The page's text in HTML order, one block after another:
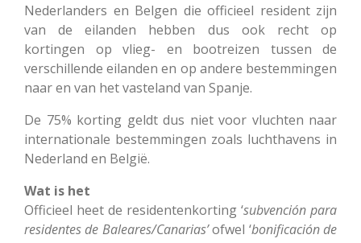
Nederlanders en Belgen die officieel resident zijn
van de eilanden hebben dus ook recht op
kortingen op vlieg- en bootreizen tussen de
verschillende eilanden en op andere bestemmingen
naar en van het vasteland van Spanje.
De 75% korting geldt dus niet voor vluchten naar
internationale bestemmingen zoals luchthavens in
Nederland en België.
Wat is het
Officieel heet de residentenkorting ‘subvención para
residentes de Baleares/Canarias’ofwel ‘bonificación de